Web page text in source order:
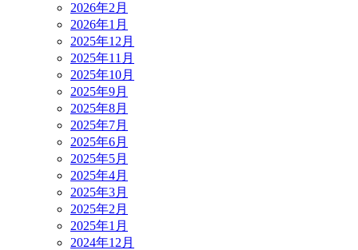
2026年2月
2026年1月
2025年12月
2025年11月
2025年10月
2025年9月
2025年8月
2025年7月
2025年6月
2025年5月
2025年4月
2025年3月
2025年2月
2025年1月
2024年12月